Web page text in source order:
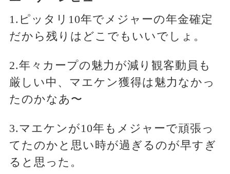
1.ピッタリ10年でメジャーの年金確定
だから残りはどこでもいいでしょ。
2.年々カープの魅力が減り観客動員も
厳しい中、マエケン獲得は魅力なかっ
たのかなあ〜
3.マエケンが10年もメジャーで頑張っ
てたのかと思い時が過ぎるのが早すぎ
ると思った。